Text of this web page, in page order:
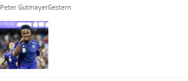
Peter GutmayerGestern